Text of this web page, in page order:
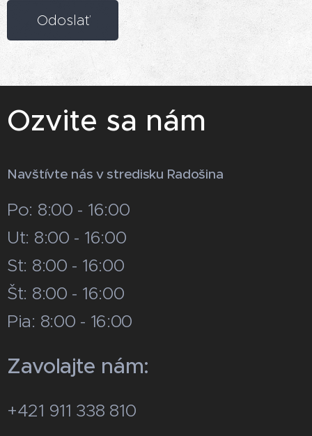
Odoslať
Ozvite sa nám
Navštívte nás v stredisku Radošina
Po: 8:00 - 16:00
Ut: 8:00 - 16:00
St: 8:00 - 16:00
Št: 8:00 - 16:00
Pia: 8:00 - 16:00
Zavolajte nám:
+421 911 338 810